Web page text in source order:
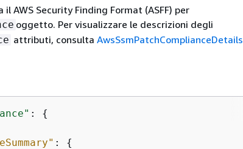
AWS Security Finding Format (ASFF) per
oggetto. Per visualizzare le descrizioni degli
attributi, consulta AwsSsmPatchComplianceDetails
: {
: {